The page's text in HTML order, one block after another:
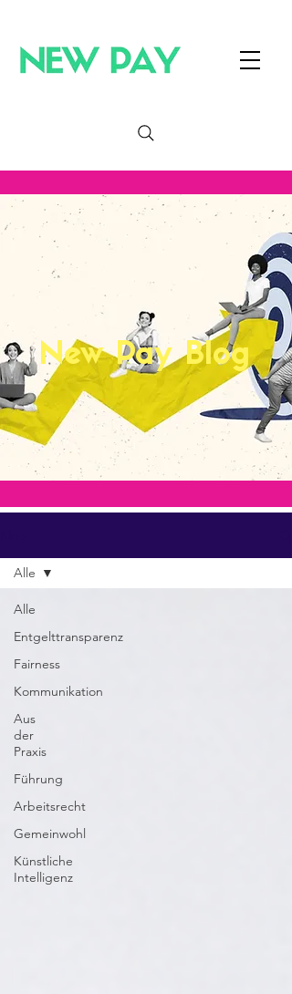
New Pay Blog
Alle
Entgelttransparenz
Fairness
Kommunikation
Aus
der
Praxis
Führung
Arbeitsrecht
Gemeinwohl
Künstliche
Intelligenz
Alle